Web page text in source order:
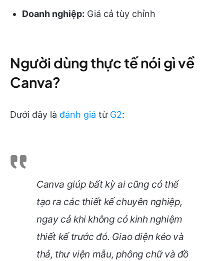
Doanh nghiệp: Giá cả tùy chỉnh
Người dùng thực tế nói gì về
Canva?
Dưới đây là đánh giá từ G2:
Canva giúp bất kỳ ai cũng có thể
tạo ra các thiết kế chuyên nghiệp,
ngay cả khi không có kinh nghiệm
thiết kế trước đó. Giao diện kéo và
thả, thư viện mẫu, phông chữ và đồ